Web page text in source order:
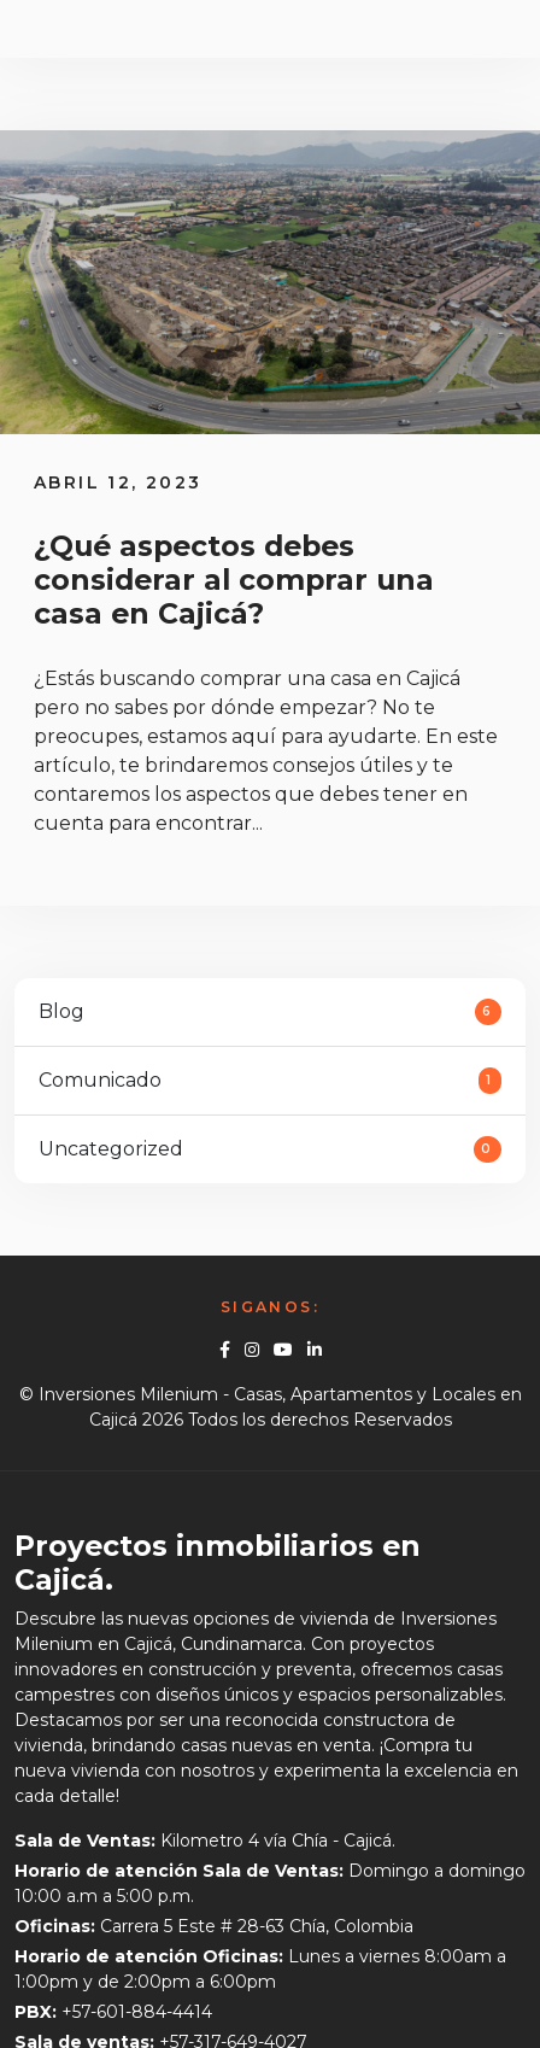
ABRIL 12, 2023
¿Qué aspectos debes
considerar al comprar una
casa en Cajicá?
¿Estás buscando comprar una casa en Cajicá
pero no sabes por dónde empezar? No te
preocupes, estamos aquí para ayudarte. En este
artículo, te brindaremos consejos útiles y te
contaremos los aspectos que debes tener en
cuenta para encontrar...
Blog 6
Comunicado 1
Uncategorized 0
SIGANOS:
Facebook
Instagram
YoutubeLinkedin
© Inversiones Milenium - Casas, Apartamentos y Locales en
Cajicá 2026 Todos los derechos Reservados
Proyectos inmobiliarios en
Cajicá.
Descubre las nuevas opciones de vivienda de Inversiones
Milenium en Cajicá, Cundinamarca. Con proyectos
innovadores en construcción y preventa, ofrecemos casas
campestres con diseños únicos y espacios personalizables.
Destacamos por ser una reconocida constructora de
vivienda, brindando casas nuevas en venta. ¡Compra tu
nueva vivienda con nosotros y experimenta la excelencia en
cada detalle!
Sala de Ventas: Kilometro 4 vía Chía - Cajicá.
Horario de atención Sala de Ventas: Domingo a domingo
10:00 a.m a 5:00 p.m.
Oficinas: Carrera 5 Este # 28-63 Chía, Colombia
Horario de atención Oficinas: Lunes a viernes 8:00am a
1:00pm y de 2:00pm a 6:00pm
PBX: +57-601-884-4414
Sala de ventas: +57-317-649-4027